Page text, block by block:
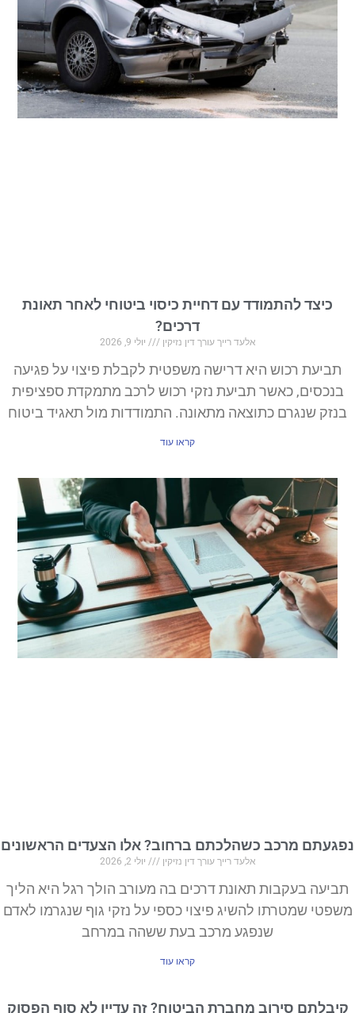
להתמודד עם דחיית כיסוי ביטוחי לאחר תאונת
דרכים?
אלעד רייך עורך דין נזיקין יולי 9, 2026
רכוש היא דרישה משפטית לקבלת פיצוי על פגיעה
כאשר תביעת נזקי רכוש לרכב מתמקדת ספציפית
שנגרם כתוצאה מתאונה. התמודדות מול תאגיד ביטוח
קראו עוד
מרכב כשהלכתם ברחוב? אלו הצעדים הראשונים
אלעד רייך עורך דין נזיקין יולי 2, 2026
בעקבות תאונת דרכים בה מעורב הולך רגל היא הליך
שמטרתו להשיג פיצוי כספי על נזקי גוף שנגרמו לאדם
שנפגע מרכב בעת ששהה במרחב
קראו עוד
סירוב מחברת הביטוח? זה עדיין לא סוף הפסוק